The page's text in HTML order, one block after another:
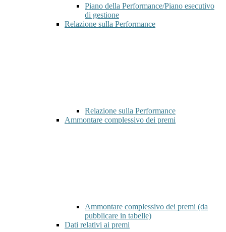
Piano della Performance/Piano esecutivo
di gestione
Relazione sulla Performance
Relazione sulla Performance
Ammontare complessivo dei premi
Ammontare complessivo dei premi (da
pubblicare in tabelle)
Dati relativi ai premi